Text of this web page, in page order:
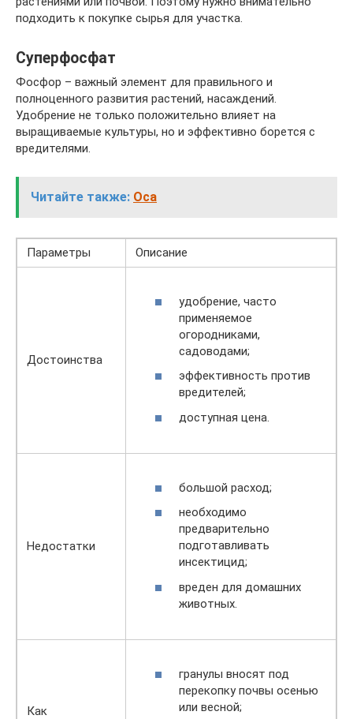
подходить к покупке сырья для участка.
Суперфосфат
Фосфор – важный элемент для правильного и
полноценного развития растений, насаждений.
Удобрение не только положительно влияет на
выращиваемые культуры, но и эффективно борется с
вредителями.
Читайте также: Оса
Параметры Описание
Достоинства
удобрение, часто
применяемое
огородниками,
садоводами;
эффективность против
вредителей;
доступная цена.
Недостатки
большой расход;
необходимо
предварительно
подготавливать
инсектицид;
вреден для домашних
животных.
Как
гранулы вносят под
перекопку почвы осенью
или весной;